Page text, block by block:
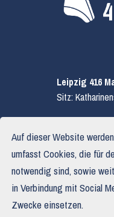
Leipzig 416
Sitz:
T.
0341
Auf dieser Website
umfasst Cookies, die für
notwendig sind, sowie
in Verbindung mit Social
Zwecke einsetzen.